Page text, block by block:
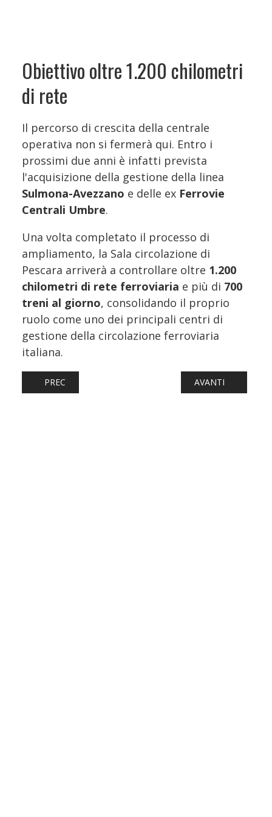
Obiettivo oltre 1.200 chilometri
di rete
Il percorso di crescita della centrale
operativa non si fermerà qui. Entro i
prossimi due anni è infatti prevista
l'acquisizione della gestione della linea
Sulmona-Avezzano e delle ex Ferrovie
Centrali Umbre.
Una volta completato il processo di
ampliamento, la Sala circolazione di
Pescara arriverà a controllare oltre 1.200
chilometri di rete ferroviaria e più di 700
treni al giorno, consolidando il proprio
ruolo come uno dei principali centri di
gestione della circolazione ferroviaria
italiana.
ARTICOLO PRECEDENTE: TORNANO LE CONSEGNE
PREC ARTICOLO
AVANTI